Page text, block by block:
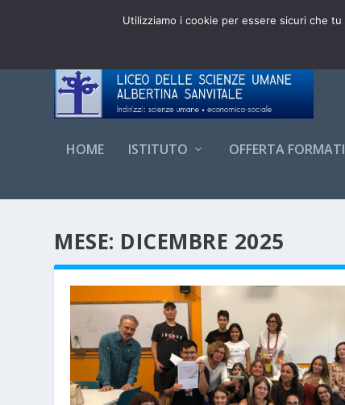
DI TENDENZA: ADESIONI CLASSI PRIME 3.0
HOME ISTITUTO OFFERTA
MESE: DICEMBRE 2025
Utilizziamo i cookie per essere sicuri che